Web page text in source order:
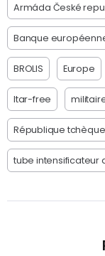
Armáda České
Banque
BROLIS Europe
Itar-free
République tchèque
tube intensificateur